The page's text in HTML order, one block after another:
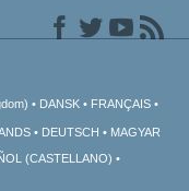
DANSK FRANÇAIS
DEUTSCH
MAGYAR
(CASTELLANO)